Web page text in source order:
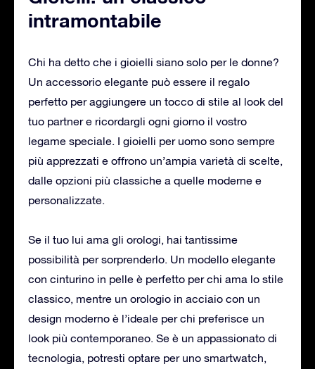
intramontabile
Chi ha detto che i gioielli siano solo per le donne?
Un accessorio elegante può essere il regalo
perfetto per aggiungere un tocco di stile al look del
tuo partner e ricordargli ogni giorno il vostro
legame speciale. I gioielli per uomo sono sempre
più apprezzati e offrono un’ampia varietà di scelte,
dalle opzioni più classiche a quelle moderne e
personalizzate.
Se il tuo lui ama gli orologi, hai tantissime
possibilità per sorprenderlo. Un modello elegante
con cinturino in pelle è perfetto per chi ama lo stile
classico, mentre un orologio in acciaio con un
design moderno è l’ideale per chi preferisce un
look più contemporaneo. Se è un appassionato di
tecnologia, potresti optare per uno smartwatch,